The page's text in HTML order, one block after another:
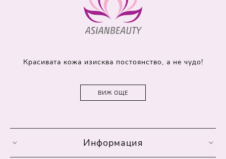
Красивата кожа изисква постоянство, а не чудо!
ВИЖ ОЩЕ
Информация